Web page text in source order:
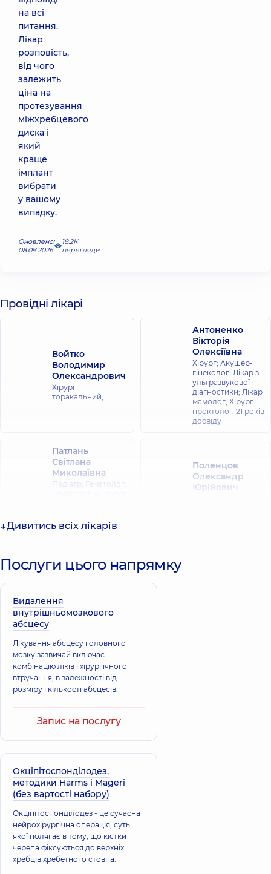
на всі
питання.
Лікар
розповість,
від чого
залежить
ціна на
протезування
міжхребцевого
диска і
який
краще
імплант
вибрати
у вашому
випадку.
Оновлено:
08.08.2026
18.2К
перегляди
Провідні лікарі
Войтко
Володимир
Олександрович
Хірург
торакальний,
Антоненко
Вікторія
Олексіївна
Хірург; Акушер-
гінеколог; Лікар з
ультразвукової
діагностики; Лікар
мамолог; Хірург
проктолог, 21 років
досвіду
Патлань
Світлана
Миколаївна
Педіатр; Гематолог;
- сімейний лікар,
років досвіду
Поленцов
Олександр
Юрійович
Копчак Андрій
Володимирович
Хірург щелепно-
досвіду
Дивитись всіх лікарів
Послуги цього напрямку
Видалення
внутрішньомозкового
абсцесу
Лікування абсцесу головного
мозку зазвичай включає
комбінацію ліків і хірургічного
втручання, в залежності від
розміру і кількості абсцесів.
Запис на послугу
Окціпітоспонділодез,
методики Harms і Mageri
(без вартості набору)
Окціпітоспонділодез - це сучасна
нейрохірургічна операція, суть
якої полягає в тому, що кістки
черепа фіксуються до верхніх
хребців хребетного стовпа.